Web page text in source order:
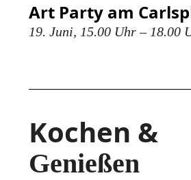
Art Party am
19. Juni, 15.00 Uhr – 18.00
Kochen &
Genießen